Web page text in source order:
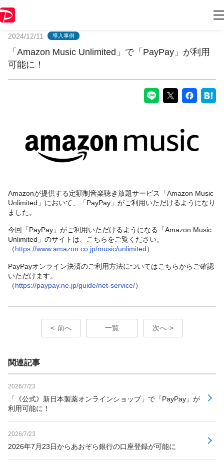
2024/12/11 導入事例
「Amazon Music Unlimited」で「PayPay」が利用
可能に！
Amazonが提供する定額制音楽聴き放題サービス「Amazon Music
Unlimited」において、「PayPay」がご利用いただけるようになり
ました。
今回「PayPay」がご利用いただけるようになる「Amazon Music
Unlimited」のサイトは、こちらをご覧ください。
（https://www.amazon.co.jp/music/unlimited）
PayPayオンライン決済のご利用方法についてはこちらからご確認
いただけます。
（https://paypay.ne.jp/guide/net-service/）
前へ 一覧 次へ
関連記事
2026/7/23
「《公式》新日本製薬オンラインショップ」で「PayPay」が
利用可能に！
2026/7/23
2026年7月23日からあおぞら銀行の口座登録が可能に